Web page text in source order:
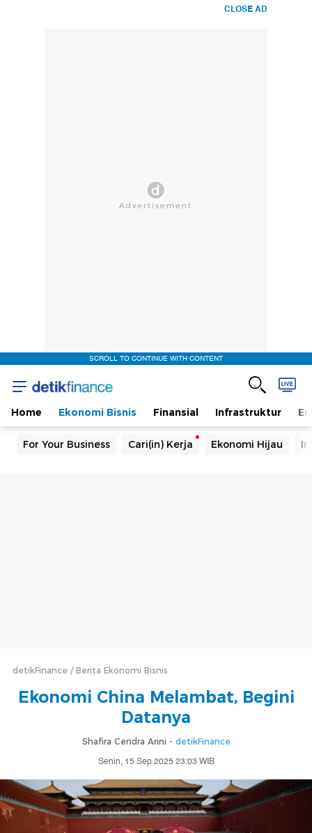
CLOSE AD
SCROLL TO CONTINUE WITH CONTENT
Home Ekonomi Bisnis Finansial Infrastruktur
For Your Business Cari(in) Kerja Ekonomi Hijau
detikFinance Berita Ekonomi Bisnis
Ekonomi China Melambat, Begini
Datanya
Shafira Cendra Arini - detikFinance
Senin, 15 Sep 2025 23:03 WIB